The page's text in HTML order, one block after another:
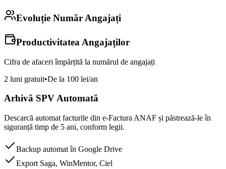
Evoluție Număr Angajați
Productivitatea Angajaților
Cifra de afaceri împărțită la numărul de angajați
2 luni gratuit•De la 100 lei/an
Arhivă SPV Automată
Descarcă automat facturile din e-Factura ANAF și păstrează-le în
siguranță timp de 5 ani, conform legii.
Backup automat în Google Drive
Export Saga, WinMentor, Ciel